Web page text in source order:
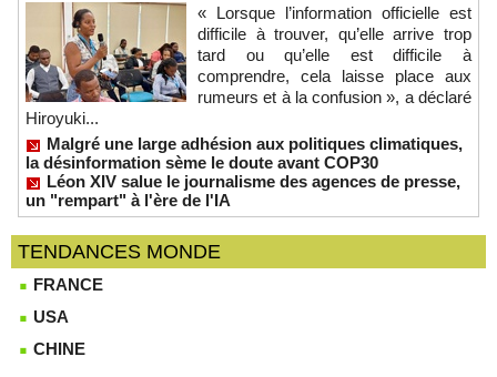
« Lorsque l’information officielle est
difficile à trouver, qu’elle arrive trop
tard ou qu’elle est difficile à
comprendre, cela laisse place aux
rumeurs et à la confusion », a déclaré
Hiroyuki...
Malgré une large adhésion aux politiques climatiques,
la désinformation sème le doute avant COP30
Léon XIV salue le journalisme des agences de presse,
un "rempart" à l'ère de l'IA
TENDANCES MONDE
FRANCE
USA
CHINE